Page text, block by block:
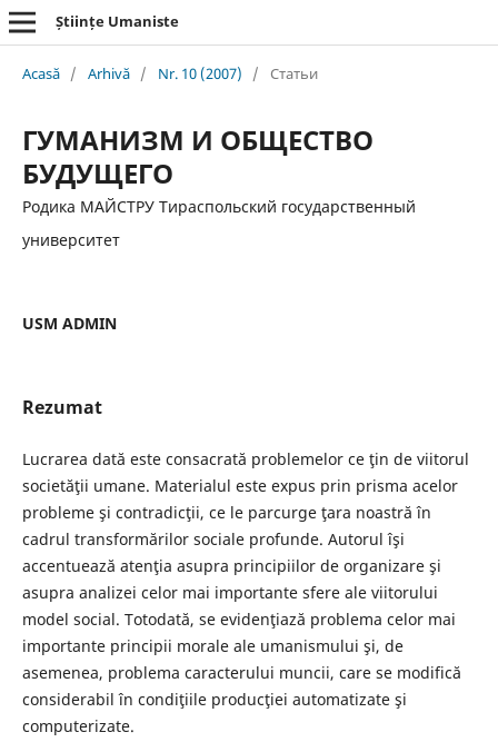
Științe Umaniste
Acasă / Arhivă / Nr. 10 (2007) / Статьи
ГУМАНИЗМ И ОБЩЕСТВО
БУДУЩЕГО
Родика МАЙСТРУ Тираспольский государственный
университет
USM ADMIN
Rezumat
Lucrarea dată este consacrată problemelor ce ţin de viitorul
societăţii umane. Materialul este expus prin prisma acelor
probleme şi contradicţii, ce le parcurge ţara noastră în
cadrul transformărilor sociale profunde. Autorul îşi
accentuează atenţia asupra principiilor de organizare şi
asupra analizei celor mai importante sfere ale viitorului
model social. Totodată, se evidenţiază problema celor mai
importante principii morale ale umanismului şi, de
asemenea, problema caracterului muncii, care se modifică
considerabil în condiţiile producţiei automatizate şi
computerizate.